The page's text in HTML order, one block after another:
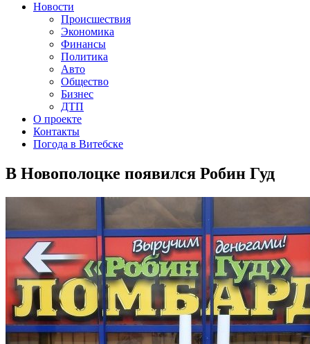
Новости
Происшествия
Экономика
Финансы
Политика
Авто
Общество
Бизнес
ДТП
О проекте
Контакты
Погода в Витебске
В Новополоцке появился Робин Гуд